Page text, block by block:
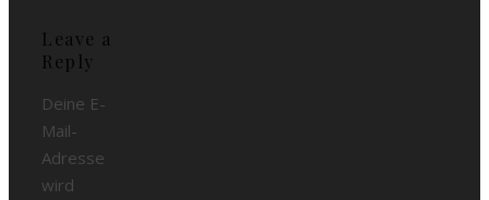
Leave a
Reply
Deine E-
Mail-
Adresse
wird